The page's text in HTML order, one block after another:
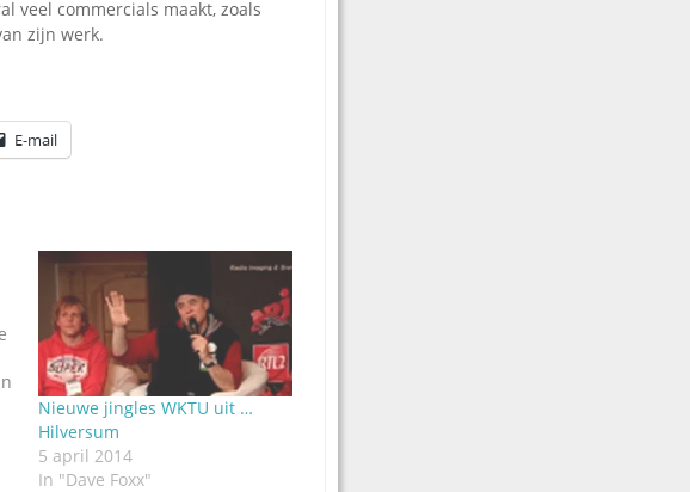
veel commercials maakt, zoals
zijn werk.
E-mail
Nieuwe jingles WKTU uit …
Hilversum
5 april 2014
In "Dave Foxx"